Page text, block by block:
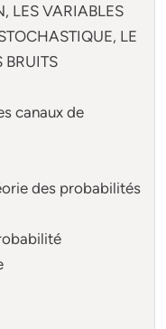
LES VARIABLES
LE
BRUITS
canaux de
des probabilités